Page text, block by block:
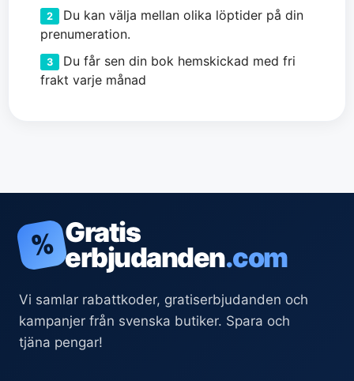
Du kan välja mellan olika löptider på din
prenumeration.
Du får sen din bok hemskickad med fri
frakt varje månad
% Gratis
erbjudanden.com
Vi samlar rabattkoder, gratiserbjudanden och
kampanjer från svenska butiker. Spara och
tjäna pengar!